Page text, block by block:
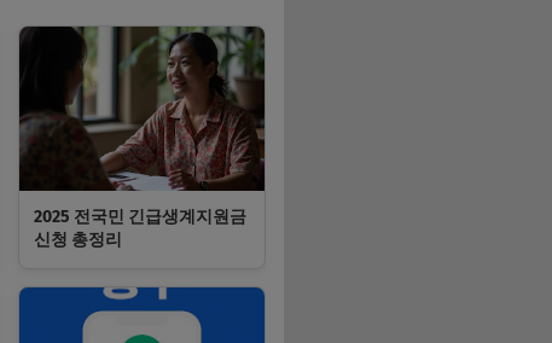
2025 전국민 긴급생계지원금
신청 총정리